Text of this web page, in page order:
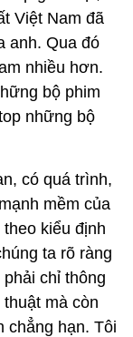
Việt Nam đã
anh. Qua đó
nhiều hơn.
bộ phim
những bộ
có quá trình,
mềm của
kiểu định
ta rõ ràng
chỉ thông
mà còn
chẳng hạn. Tôi